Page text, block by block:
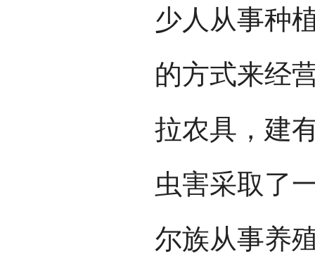
少人从事种
的方式来经
拉农具，建
虫害采取了
尔族从事养